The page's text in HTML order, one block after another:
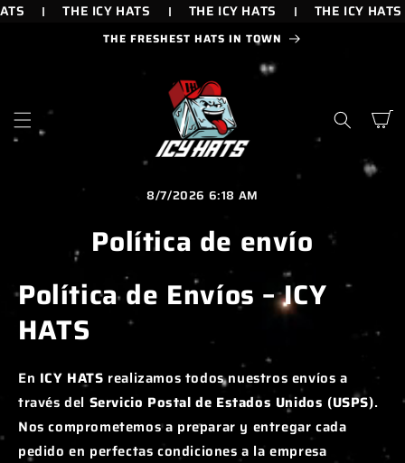
THE ICY HATS THE ICY HATS THE ICY HATS
CONTENIDOTHE FRESHEST HATS IN TOWN
Carrito
8/7/2026 6:18 AM
Política de envío
Política de Envíos – ICY
HATS
En ICY HATS realizamos todos nuestros envíos a
través del Servicio Postal de Estados Unidos (USPS).
Nos comprometemos a preparar y entregar cada
pedido en perfectas condiciones a la empresa